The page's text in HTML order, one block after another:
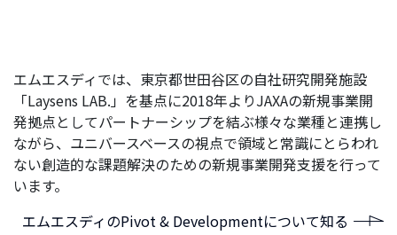
エムエスディでは、東京都世田谷区の自社研究開発施設
「Laysens LAB.」を基点に2018年よりJAXAの新規事業開
発拠点としてパートナーシップを結ぶ様々な業種と連携し
ながら、ユニバースベースの視点で領域と常識にとらわれ
ない創造的な課題解決のための新規事業開発支援を行って
います。
エムエスディのPivot & Developmentについて知る